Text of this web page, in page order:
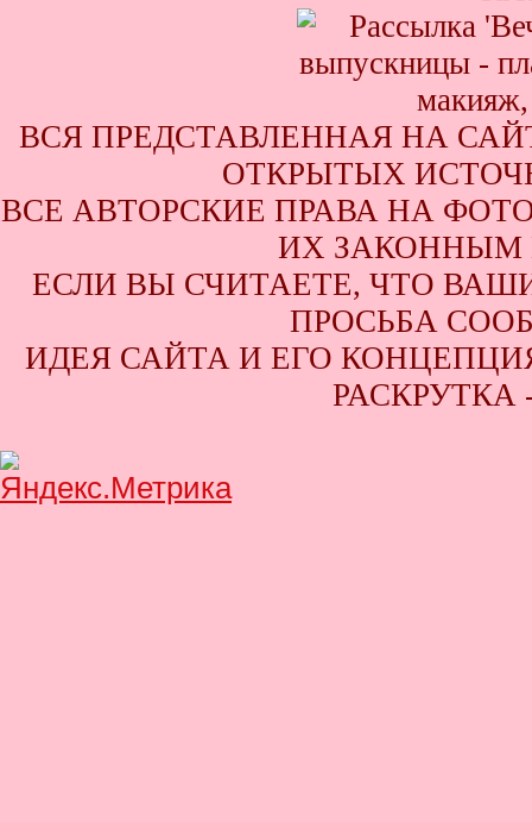
ВСЯ ПРЕДСТАВЛЕННАЯ НА
ОТКРЫТЫХ
ВСЕ АВТОРСКИЕ ПРАВА НА
ИХ ЗАКОННЫМ
ЕСЛИ ВЫ СЧИТАЕТЕ, ЧТО
ПРОСЬБА
ИДЕЯ САЙТА И ЕГО КОНЦЕПЦИЯ
РАСКРУТКА -